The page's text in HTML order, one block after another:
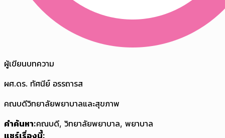
ผู้เขียนบทความ
ผศ.ดร. ทัศนีย์ อรรถารส
คณบดีวิทยาลัยพยาบาลและสุขภาพ
คำค้นหา:คณบดี, วิทยาลัยพยาบาล, พยาบาล
แชร์เรื่องนี้: